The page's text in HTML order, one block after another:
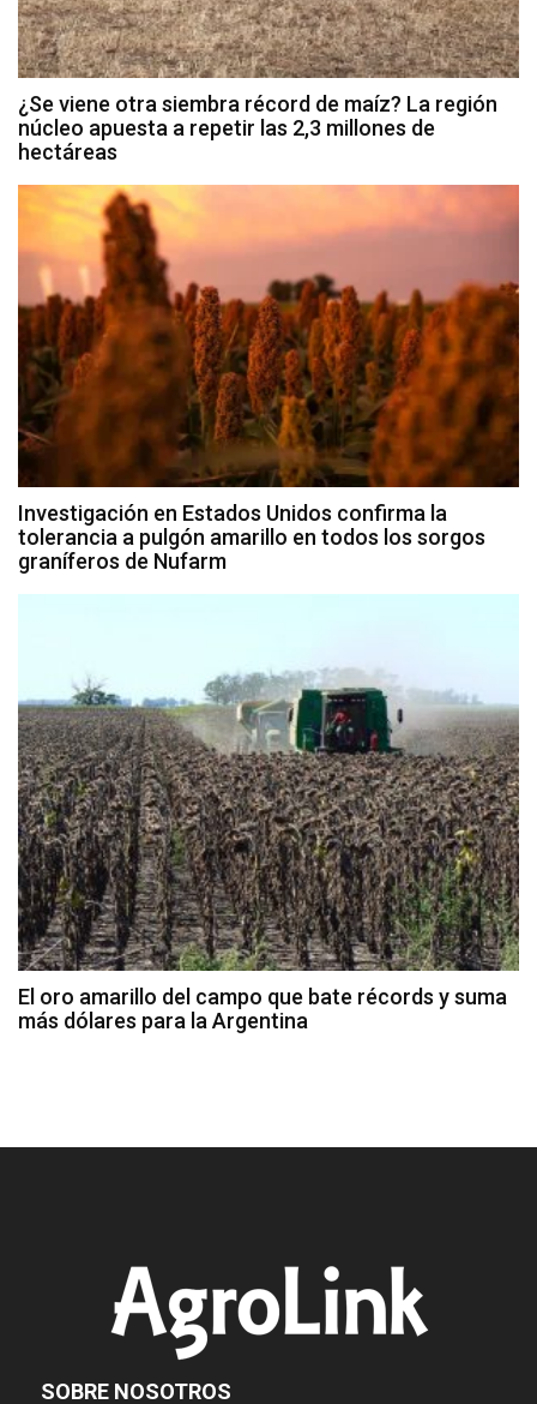
¿Se viene otra siembra récord de maíz? La región
núcleo apuesta a repetir las 2,3 millones de
hectáreas
Investigación en Estados Unidos confirma la
tolerancia a pulgón amarillo en todos los sorgos
graníferos de Nufarm
El oro amarillo del campo que bate récords y suma
más dólares para la Argentina
SOBRE NOSOTROS